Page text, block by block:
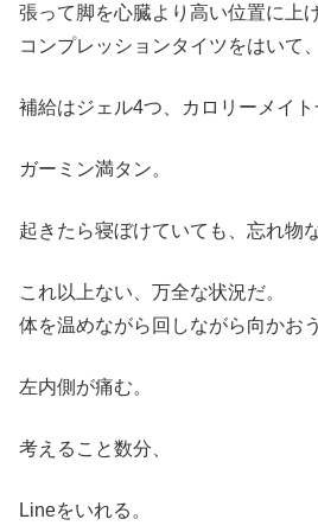
張って脚を心臓より高い位置に上げ
コンプレッションタイツをはいて
補給はジェル4つ、カロリーメイト
ガーミン満タン。
起きたら寝ぼけていても、忘れ物
これ以上ない、万全な状況だ。
体を温めながら回しながら向かお
左内側が痛む。
考えること数分、
Lineをいれる。